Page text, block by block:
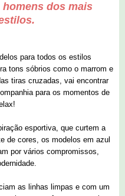
dos mais
para todos os estilos
tons sóbrios como o marrom e
tiras cruzadas, vai encontrar
para os momentos de
esportiva, que curtem a
de cores, os modelos em azul
por vários compromissos,
as linhas limpas e com um